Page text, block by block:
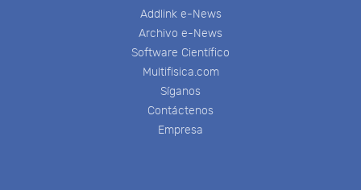
Addlink e-News
Archivo e-News
Software Científico
Multifisica.com
Síganos
Contáctenos
Empresa